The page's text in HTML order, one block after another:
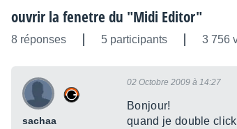
ouvrir la fenetre du "Midi Editor"
8 réponses 5 participants 3 756
sachaa
02 Octobre 2009 à 14:27
Bonjour!
quand je double